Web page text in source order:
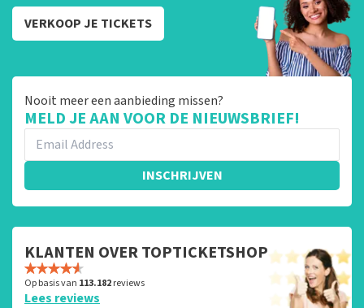
VERKOOP JE TICKETS
Nooit meer een aanbieding missen?
MELD JE AAN VOOR DE NIEUWSBRIEF!
INSCHRIJVEN
KLANTEN OVER TOPTICKETSHOP
Op basis van 113.182reviews
Lees reviews